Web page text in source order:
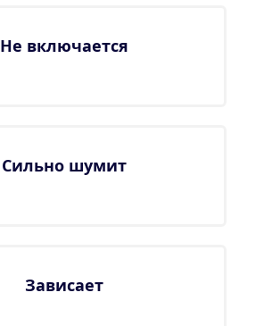
Не включается
Сильно шумит
Зависает